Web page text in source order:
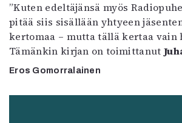
”Kuten edeltäjänsä myös
pitää siis sisällään yhtyeen
kertomaa – mutta tällä kertaa vain
Tämänkin kirjan on toimittanut
Eros Gomorralainen